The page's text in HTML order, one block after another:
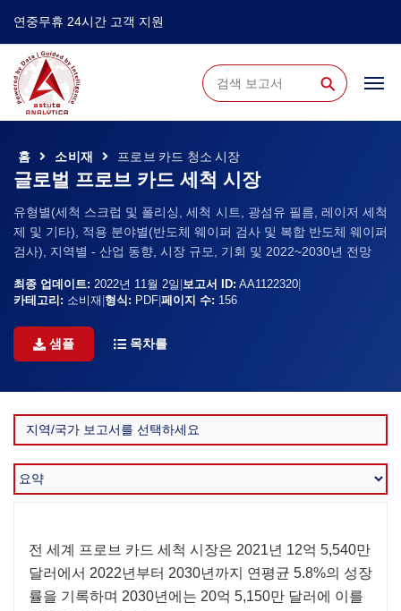
연중무휴 24시간 고객 지원
⚲
홈 소비재 프로브 카드 청소 시장
글로벌 프로브 카드 세척 시장
유형별(세척 스크럽 및 폴리싱, 세척 시트, 광섬유 필름, 레이저 세척
제 및 기타), 적용 분야별(반도체 웨이퍼 검사 및 복합 반도체 웨이퍼
검사), 지역별 - 산업 동향, 시장 규모, 기회 및 2022~2030년 전망
최종 업데이트: 2022년 11월 2일 보고서 ID: AA1122320
카테고리: 소비재 형식: PDF 페이지 수: 156
샘플 목차를
전 세계 프로브 카드 세척 시장은 2021년 12억 5,540만
달러에서 2022년부터 2030년까지 연평균 5.8%의 성장
률을 기록하며 2030년에는 20억 5,150만 달러에 이를